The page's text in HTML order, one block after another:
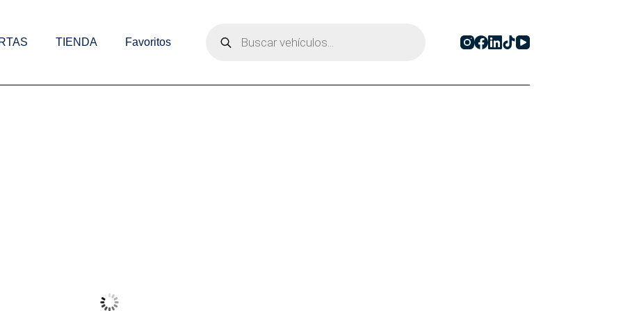
TIENDA Favoritos
productos